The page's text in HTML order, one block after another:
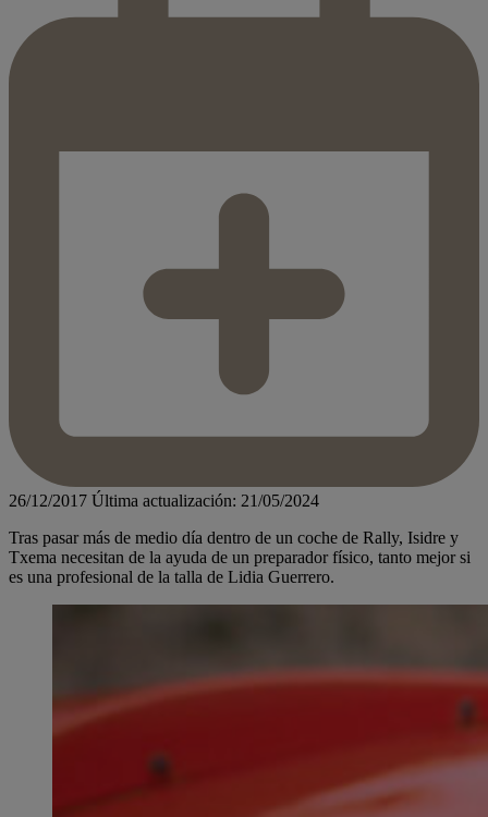
26/12/2017 Última actualización: 21/05/2024
Tras pasar más de medio día dentro de un coche de Rally, Isidre y
Txema necesitan de la ayuda de un preparador físico, tanto mejor si
es una profesional de la talla de Lidia Guerrero.